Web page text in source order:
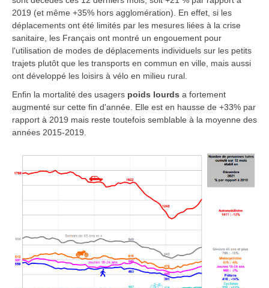
2019 (et même +35% hors agglomération). En effet, si les
déplacements ont été limités par les mesures liées à la crise
sanitaire, les Français ont montré un engouement pour
l'utilisation de modes de déplacements individuels sur les petits
trajets plutôt que les transports en commun en ville, mais aussi
ont développé les loisirs à vélo en milieu rural.
Enfin la mortalité des usagers poids lourds a fortement
augmenté sur cette fin d'année. Elle est en hausse de +33% par
rapport à 2019 mais reste toutefois semblable à la moyenne des
années 2015-2019.